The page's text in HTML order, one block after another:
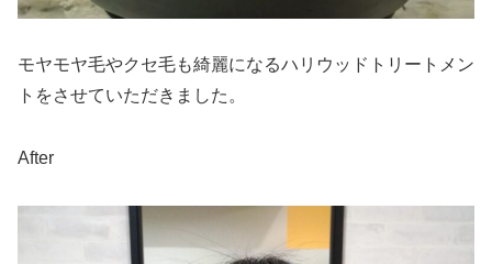
モヤモヤ毛やクセ毛も綺麗になるハリウッドトリートメン
トをさせていただきました。
After